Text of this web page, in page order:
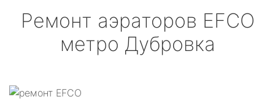
Ремонт аэраторов EFCO
метро Дубровка